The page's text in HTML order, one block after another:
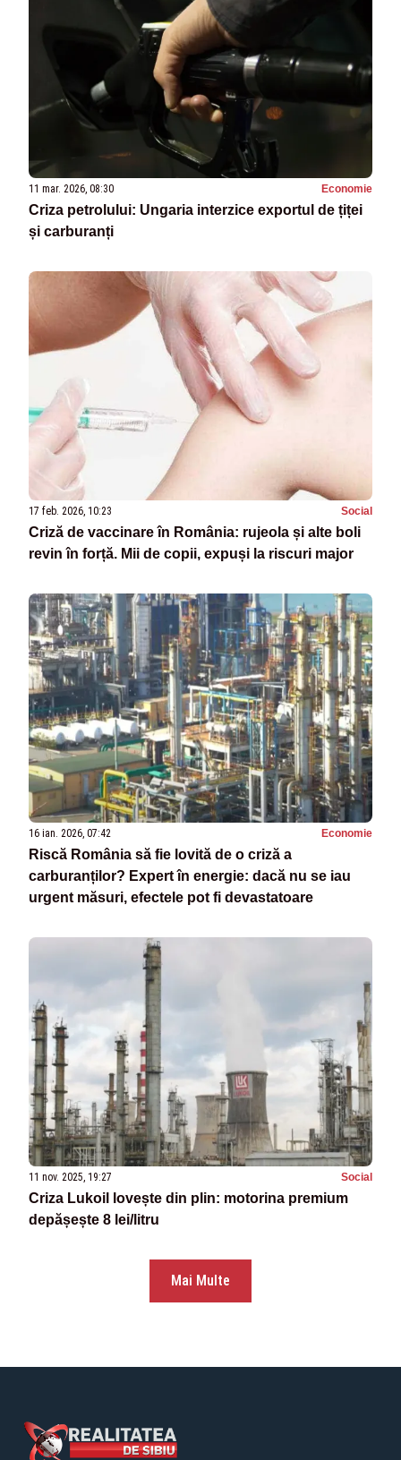
11 mar. 2026, 08:30 Economie
Criza petrolului: Ungaria interzice exportul de țiței
și carburanți
17 feb. 2026, 10:23 Social
Criză de vaccinare în România: rujeola și alte boli
revin în forță. Mii de copii, expuși la riscuri major
16 ian. 2026, 07:42 Economie
Riscă România să fie lovită de o criză a
carburanților? Expert în energie: dacă nu se iau
urgent măsuri, efectele pot fi devastatoare
11 nov. 2025, 19:27 Social
Criza Lukoil lovește din plin: motorina premium
depășește 8 lei/litru
Mai Multe